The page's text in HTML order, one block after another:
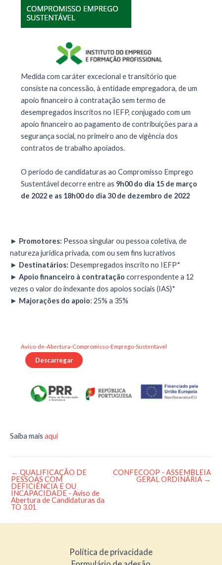
Medida com caráter excecional e transitório que
consiste na concessão, à entidade empregadora, de um
apoio financeiro à contratação sem termo de
desempregados inscritos no IEFP, conjugado com um
apoio financeiro ao pagamento de contribuições para a
segurança social, no primeiro ano de vigência dos
contratos de trabalho apoiados.
O período de candidaturas ao Compromisso Emprego
Sustentável decorre entre as 9h00 do dia 15 de março
de 2022 e as 18h00 do dia 30 de dezembro de 2022
► Promotores: Pessoa singular ou pessoa coletiva, de
natureza jurídica privada, com ou sem fins lucrativos
► Destinatários: Desempregados inscrito no IEFP*
► Apoio financeiro à contratação correspondente a 12
vezes o valor do indexante dos apoios sociais (IAS)*
► Majorações do apoio: 25% a 35%
Aviso-de-Abertura-Compromisso-Emprego-Sustentavel
Descarregar
Saiba mais aqui
Post
navigation
← QUALIFICAÇÃO DE
PESSOAS COM
DEFICIÊNCIA E OU
INCAPACIDADE - Aviso de
Abertura de Candidaturas da
TO 3.01
CONFECOOP - ASSEMBLEIA
GERAL ORDINÁRIA →
Política de privacidade